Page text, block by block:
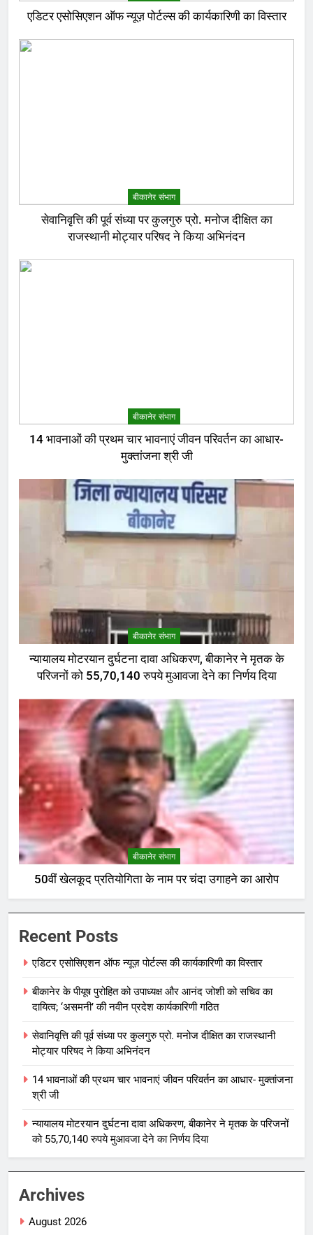
एडिटर एसोसिएशन ऑफ न्यूज़ पोर्टल्स की कार्यकारिणी का विस्तार
बीकानेर संभाग
सेवानिवृत्ति की पूर्व संध्या पर कुलगुरु प्रो. मनोज दीक्षित का
राजस्थानी मोट्यार परिषद ने किया अभिनंदन
बीकानेर संभाग
14 भावनाओं की प्रथम चार भावनाएं जीवन परिवर्तन का आधार-
मुक्तांजना श्री जी
बीकानेर संभाग
न्यायालय मोटरयान दुर्घटना दावा अधिकरण, बीकानेर ने मृतक के
परिजनों को 55,70,140 रुपये मुआवजा देने का निर्णय दिया
बीकानेर संभाग
50वीं खेलकूद प्रतियोगिता के नाम पर चंदा उगाहने का आरोप
Recent Posts
एडिटर एसोसिएशन ऑफ न्यूज़ पोर्टल्स की कार्यकारिणी का विस्तार
बीकानेर के पीयूष पुरोहित को उपाध्यक्ष और आनंद जोशी को सचिव का
दायित्व; ‘असमनी’ की नवीन प्रदेश कार्यकारिणी गठित
सेवानिवृत्ति की पूर्व संध्या पर कुलगुरु प्रो. मनोज दीक्षित का राजस्थानी
मोट्यार परिषद ने किया अभिनंदन
14 भावनाओं की प्रथम चार भावनाएं जीवन परिवर्तन का आधार- मुक्तांजना
श्री जी
न्यायालय मोटरयान दुर्घटना दावा अधिकरण, बीकानेर ने मृतक के परिजनों
को 55,70,140 रुपये मुआवजा देने का निर्णय दिया
Archives
August 2026